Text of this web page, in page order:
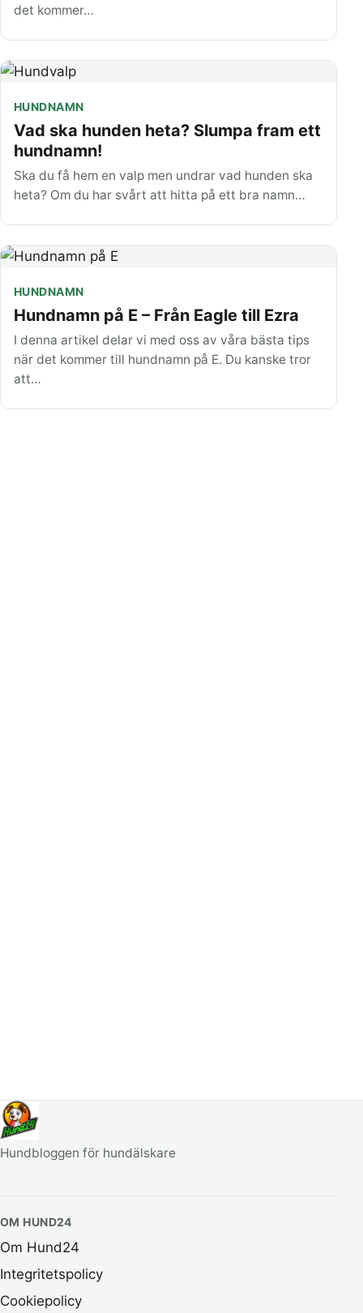
det kommer…
HUNDNAMN
Vad ska hunden heta? Slumpa fram ett
hundnamn!
Ska du få hem en valp men undrar vad hunden ska
heta? Om du har svårt att hitta på ett bra namn…
HUNDNAMN
Hundnamn på E – Från Eagle till Ezra
I denna artikel delar vi med oss av våra bästa tips
när det kommer till hundnamn på E. Du kanske tror
att…
Hundbloggen för hundälskare
OM HUND24
Om Hund24
Integritetspolicy
Cookiepolicy